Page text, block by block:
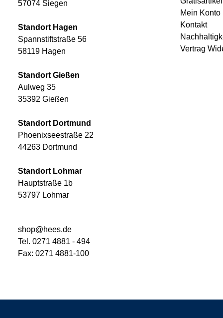
Hygienepapier
Krankentransport
Warnmelder
Werkstattausstattung
Sonstige Werkzeuge
Handwerkzeuge & Zubehör
Leuchten
Messwerkzeuge
AUTOZUBEHÖR
Lebensmittel
Kaffee & Tee
Nüsse & Knabbereien
KAPSELN
ZUBEHÖR
Geschirr
Gebäck
Zucker
Reinigung
57074 Siegen
Standort Hagen
Spannstiftstraße 56
58119 Hagen
Standort Gießen
Aulweg 35
35392 Gießen
Standort Dortmund
Phoenixseestraße 22
44263 Dortmund
Standort Lohmar
Hauptstraße 1b
53797 Lohmar
shop@hees.de
Tel. 0271 4881 - 494
Fax: 0271 4881-100
Mein Konto
Kontakt
Vertrag